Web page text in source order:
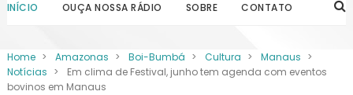
INÍCIO OUÇA NOSSA RÁDIO SOBRE CONTATO
Home > Amazonas > Boi-Bumbá > Cultura > Manaus >
Notícias >
Em clima de Festival, junho tem agenda com eventos
bovinos em Manaus